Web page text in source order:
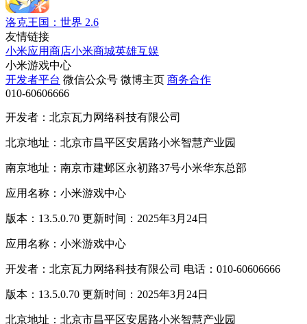
洛克王国：世界 2.6
友情链接
小米应用商店小米商城英雄互娱
小米游戏中心
开发者平台 微信公众号 微博主页 商务合作
010-60606666
开发者：北京瓦力网络科技有限公司
北京地址：北京市昌平区安居路小米智慧产业园
南京地址：南京市建邺区永初路37号小米华东总部
应用名称：小米游戏中心
版本：13.5.0.70 更新时间：2025年3月24日
应用名称：小米游戏中心
开发者：北京瓦力网络科技有限公司 电话：010-60606666
版本：13.5.0.70 更新时间：2025年3月24日
北京地址：北京市昌平区安居路小米智慧产业园